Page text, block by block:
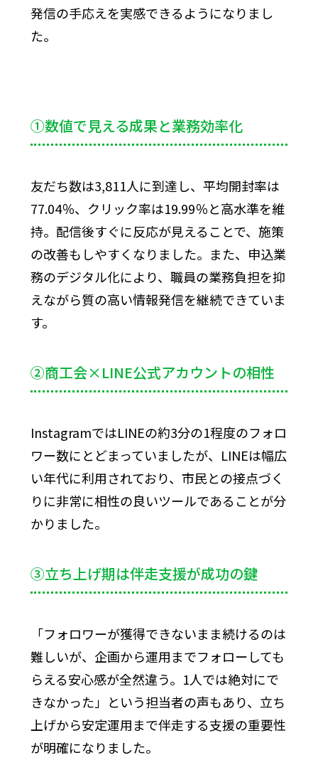
発信の手応えを実感できるようになりまし
た。
①数値で見える成果と業務効率化
友だち数は3,811人に到達し、平均開封率は
77.04％、クリック率は19.99％と高水準を維
持。配信後すぐに反応が見えることで、施策
の改善もしやすくなりました。また、申込業
務のデジタル化により、職員の業務負担を抑
えながら質の高い情報発信を継続できていま
す。
②商工会×LINE公式アカウントの相性
InstagramではLINEの約3分の1程度のフォロ
ワー数にとどまっていましたが、LINEは幅広
い年代に利用されており、市民との接点づく
りに非常に相性の良いツールであることが分
かりました。
③立ち上げ期は伴走支援が成功の鍵
「フォロワーが獲得できないまま続けるのは
難しいが、企画から運用までフォローしても
らえる安心感が全然違う。1人では絶対にで
きなかった」という担当者の声もあり、立ち
上げから安定運用まで伴走する支援の重要性
が明確になりました。